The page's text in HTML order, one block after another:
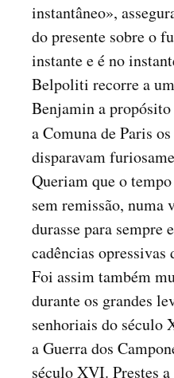
instantâneo»,
do presente sobre o
instante e é no
Belpoliti recorre a
Benjamin a
a Comuna de Paris os
disparavam
Queriam que o
sem remissão, numa
durasse para sempre
cadências
Foi assim também
durante os grandes
senhoriais do século
a Guerra dos
século XVI. Prestes